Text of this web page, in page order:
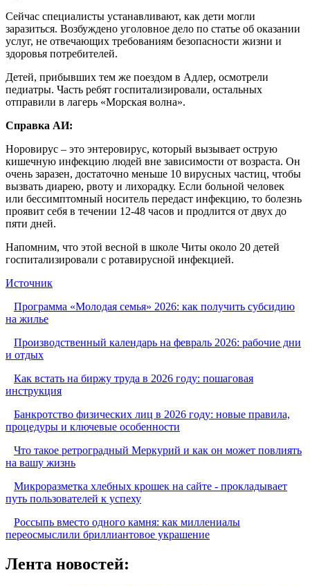
Сейчас специалисты устанавливают, как дети могли
заразиться. Возбуждено уголовное дело по статье об оказании
услуг, не отвечающих требованиям безопасности жизни и
здоровья потребителей.
Детей, прибывших тем же поездом в Адлер, осмотрели
педиатры. Часть ребят госпитализировали, остальных
отправили в лагерь «Морская волна».
Справка АИ:
Норовирус – это энтеровирус, который вызывает острую
кишечную инфекцию людей вне зависимости от возраста. Он
очень заразен, достаточно меньше 10 вирусных частиц, чтобы
вызвать диарею, рвоту и лихорадку. Если больной человек
или бессимптомный носитель передаст инфекцию, то болезнь
проявит себя в течении 12-48 часов и продлится от двух до
пяти дней.
Напомним, что этой весной в школе Читы около 20 детей
госпитализировали с ротавирусной инфекцией.
Источник
Программа «Молодая семья» 2026: как получить субсидию
на жилье
Производственный календарь на февраль 2026: рабочие дни
и отдых
Как встать на биржу труда в 2026 году: пошаговая
инструкция
Банкротство физических лиц в 2026 году: новые правила,
процедуры и ключевые особенности
Что такое ретроградный Меркурий и как он может повлиять
на вашу жизнь
Микроразметка хлебных крошек на сайте - прокладывает
путь пользователей к успеху
Россыпь вместо одного камня: как миллениалы
переосмыслили бриллиантовое украшение
Лента новостей: